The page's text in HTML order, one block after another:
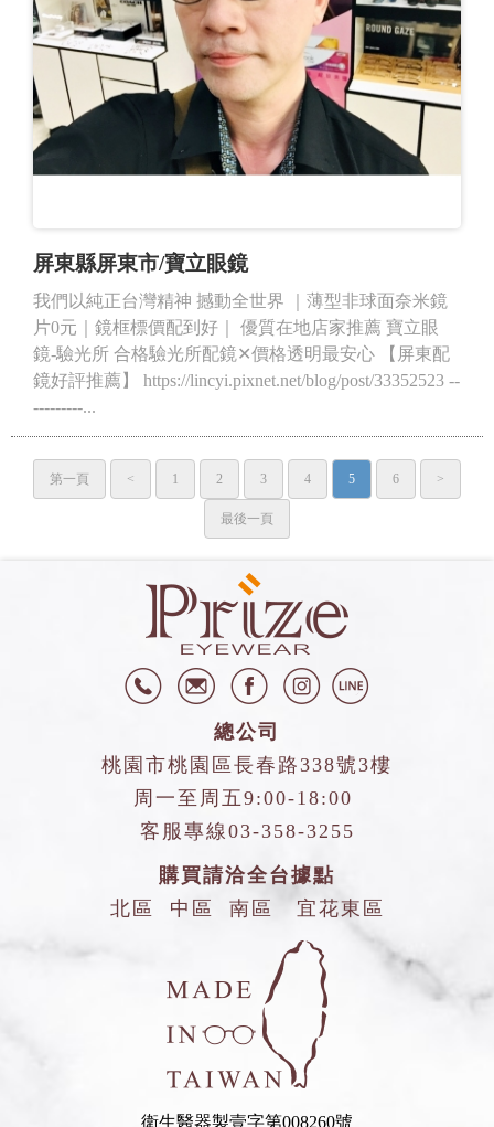
屏東縣屏東市/寶立眼鏡
我們以純正台灣精神 撼動全世界 ｜薄型非球面奈米鏡
片0元｜鏡框標價配到好｜ 優質在地店家推薦 寶立眼
鏡-驗光所 合格驗光所配鏡✕價格透明最安心 【屏東配
鏡好評推薦】 https://lincyi.pixnet.net/blog/post/33352523 --
---------...
第一頁 < 1 2 3 4 5 6 >
最後一頁
總公司
桃園市桃園區長春路338號3樓
周一至周五9:00-18:00
客服專線03-358-3255
購買請洽全台據點
北區
中區 南區 宜花東區
衛生醫器製壹字第008260號